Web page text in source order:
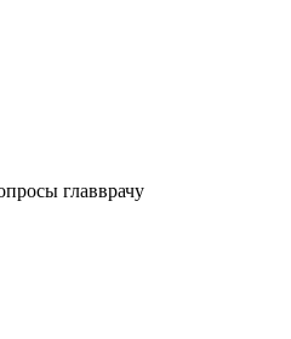
главврачу